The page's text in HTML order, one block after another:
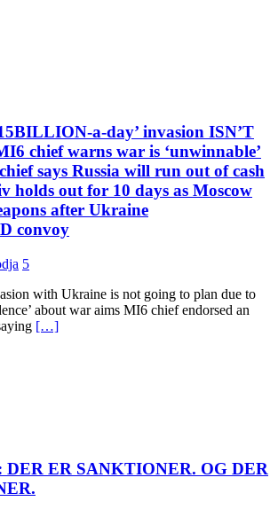
a-day’ invasion ISN’T
chief warns war is ‘unwinnable’
says Russia will run out of cash
holds out for 10 days as Moscow
after Ukraine
convoy
5
with Ukraine is not going to plan due to
about war aims MI6 chief endorsed an
[…]
DER ER SANKTIONER. OG DER